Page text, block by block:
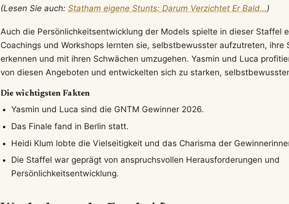
(Lesen Sie auch: Statham eigene Stunts: Darum Verzichtet Er Bald…)
Auch die Persönlichkeitsentwicklung der Models spielte in dieser Staffel
Coachings und Workshops lernten sie, selbstbewusster aufzutreten, ihre
erkennen und mit ihren Schwächen umzugehen. Yasmin und Luca
von diesen Angeboten und entwickelten sich zu starken,
Die wichtigsten Fakten
Yasmin und Luca sind die GNTM Gewinner 2026.
Das Finale fand in Berlin statt.
Heidi Klum lobte die Vielseitigkeit und das Charisma der
Die Staffel war geprägt von anspruchsvollen Herausforderungen und
Persönlichkeitsentwicklung.